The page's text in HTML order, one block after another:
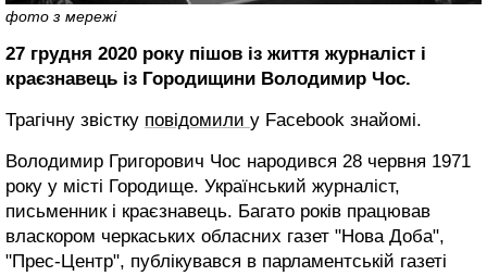
фото з мережі
27 грудня 2020 року пішов із життя журналіст і
краєзнавець із Городищини Володимир Чос.
Трагічну звістку повідомили у Facebook знайомі.
Володимир Григорович Чос народився 28 червня 1971
року у місті Городище. Український журналіст,
письменник і краєзнавець. Багато років працював
власкором черкаських обласних газет "Нова Доба",
"Прес-Центр", публікувався в парламентській газеті